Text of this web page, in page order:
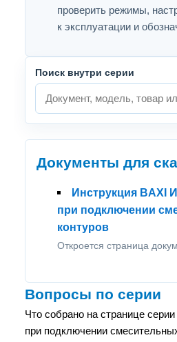
проверить режимы,
к эксплуатации и
Поиск внутри серии
Документы для
Инструкция BAXI
при подключении
контуров
Откроется страница
Вопросы по серии
Что собрано на странице
при подключении